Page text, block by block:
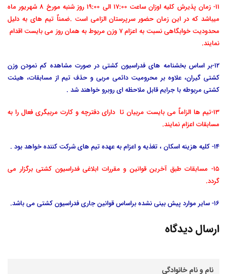
11- زمان پذیرش کلیه اوزان ساعت 17:00 الی 19:00 روز شنبه مورخ 8 شهریور ماه
میباشد که در این زمان حضور سرپرستان الزامی است .ضمناٌ تیم های به دلیل
محدودیت خوابگاهی نسبت به اعزام 7 وزن مربوط به همان روز می بایست اقدام
نمایند.
12-بر اساس بخشنامه های فدراسیون کشتی در صورت مشاهده کم نمودن وزن
کشتی گیران، علاوه بر محرومیت دائمی مربی و حذف تیم از مسابقات، هیئت
کشتی مربوطه با جرایم قابل ملاحظه ای روبرو خواهند شد .
13-تیم ها الزاماٌ می بایست مربیان تا دارای دفترچه و کارت مربیگری فعال را به
مسابقات اعزام نمایند.
14- کلیه هزینه اسکان ، تغذیه و اعزام به عهده تیم های شرکت کننده خواهد بود .
15- مسابقات طبق آخرین قوانین و مقررات ابلاغی فدراسیون کشتی برگزار می
گردد.
16- سایر موارد پیش بینی نشده براساس قوانین جاری فدراسیون کشتی می باشد.
ارسال دیدگاه